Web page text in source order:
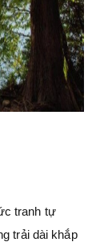
tranh tự
trải dài khắp